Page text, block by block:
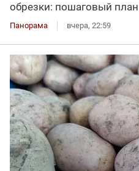
обрезки: пошаговый план
Панорама вчера, 22:59